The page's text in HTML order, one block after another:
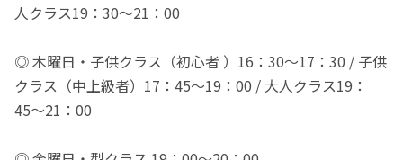
人クラス19：30～21：00
◎ 木曜日・子供クラス（初心者 ）16：30～17：30 / 子供
クラス（中上級者）17：45～19：00 / 大人クラス19：
45〜21：00